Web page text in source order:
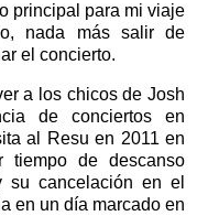
principal para mi viaje
nada más salir de
el concierto.
a los chicos de Josh
de conciertos en
al Resu en 2011 en
tiempo de descanso
su cancelación en el
en un día marcado en